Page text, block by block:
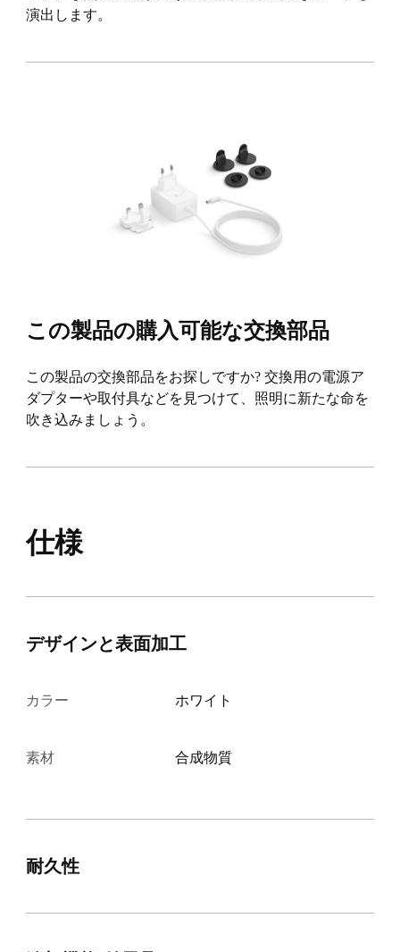
演出します。
この製品の購入可能な交換部品
この製品の交換部品をお探しですか? 交換用の電源ア
ダプターや取付具などを見つけて、照明に新たな命を
吹き込みましょう。
仕様
デザインと表面加工
カラー ホワイト
素材 合成物質
耐久性